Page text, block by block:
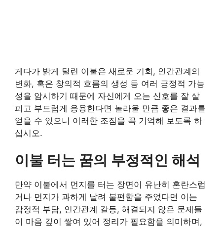
게다가 밝게 털린 이불은 새로운 기회, 인간관계의
변화, 혹은 창의적 흐름의 생성 등 여러 긍정적 가능
성을 암시하기 때문에 자신에게 오는 신호를 잘 살
피고 부드럽게 응용한다면 놀라울 만큼 좋은 결과를
얻을 수 있으니 이러한 조짐을 꼭 기억해 보도록 하
십시오.
이불 터는 꿈의 부정적인 해석
만약 이불에서 먼지를 터는 장면이 유난히 혼란스럽
거나 먼지가 과하게 날려 불편함을 주었다면 이는
감정적 부담, 인간관계 갈등, 해결되지 않은 문제들
이 마음 깊이 쌓여 있어 정리가 필요함을 의미하며,